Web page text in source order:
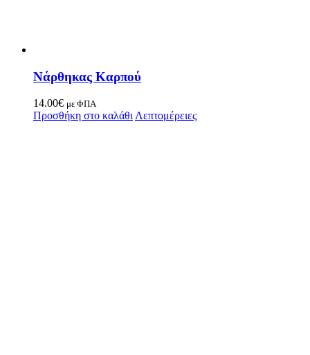
Νάρθηκας Καρπού
14.00€ με ΦΠΑ
Προσθήκη στο καλάθι Λεπτομέρειες